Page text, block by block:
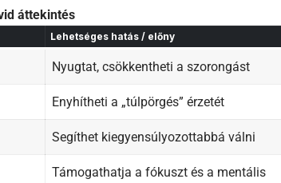
áttekintés
Lehetséges hatás / előny
Nyugtat, csökkentheti a szorongást
Enyhítheti a „túlpörgés” érzetét
Segíthet kiegyensúlyozottabbá válni
Támogathatja a fókuszt és a mentális